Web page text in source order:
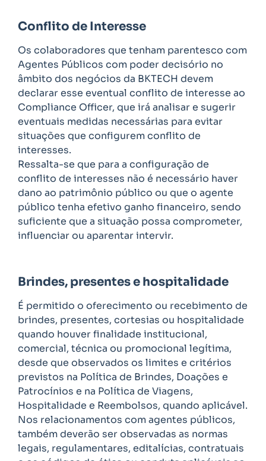
Conflito de Interesse
Os colaboradores que tenham parentesco com
Agentes Públicos com poder decisório no
âmbito dos negócios da BKTECH devem
declarar esse eventual conflito de interesse ao
Compliance Officer, que irá analisar e sugerir
eventuais medidas necessárias para evitar
situações que configurem conflito de
interesses.
Ressalta-se que para a configuração de
conflito de interesses não é necessário haver
dano ao patrimônio público ou que o agente
público tenha efetivo ganho financeiro, sendo
suficiente que a situação possa comprometer,
influenciar ou aparentar intervir.
Brindes, presentes e hospitalidade
É permitido o oferecimento ou recebimento de
brindes, presentes, cortesias ou hospitalidade
quando houver finalidade institucional,
comercial, técnica ou promocional legítima,
desde que observados os limites e critérios
previstos na Política de Brindes, Doações e
Patrocínios e na Política de Viagens,
Hospitalidade e Reembolsos, quando aplicável.
Nos relacionamentos com agentes públicos,
também deverão ser observadas as normas
legais, regulamentares, editalícias, contratuais